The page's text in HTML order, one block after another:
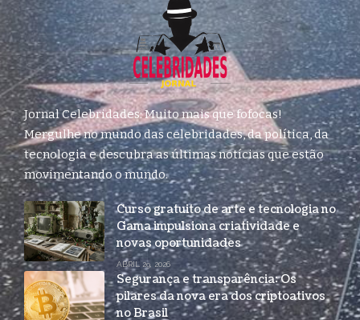
Jornal Celebridades: Muito mais que fofocas!
Mergulhe no mundo das celebridades, da política, da
tecnologia e descubra as últimas notícias que estão
movimentando o mundo.
Curso gratuito de arte e tecnologia no
Gama impulsiona criatividade e
novas oportunidades
ABRIL 29, 2026
Segurança e transparência: Os
pilares da nova era dos criptoativos
no Brasil